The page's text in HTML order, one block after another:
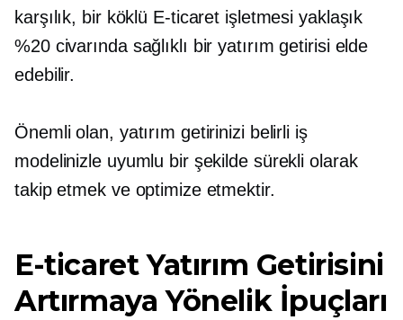
karşılık, bir köklü E-ticaret işletmesi yaklaşık
%20 civarında sağlıklı bir yatırım getirisi elde
edebilir.
Önemli olan, yatırım getirinizi belirli iş
modelinizle uyumlu bir şekilde sürekli olarak
takip etmek ve optimize etmektir.
E-ticaret Yatırım Getirisini
Artırmaya Yönelik İpuçları